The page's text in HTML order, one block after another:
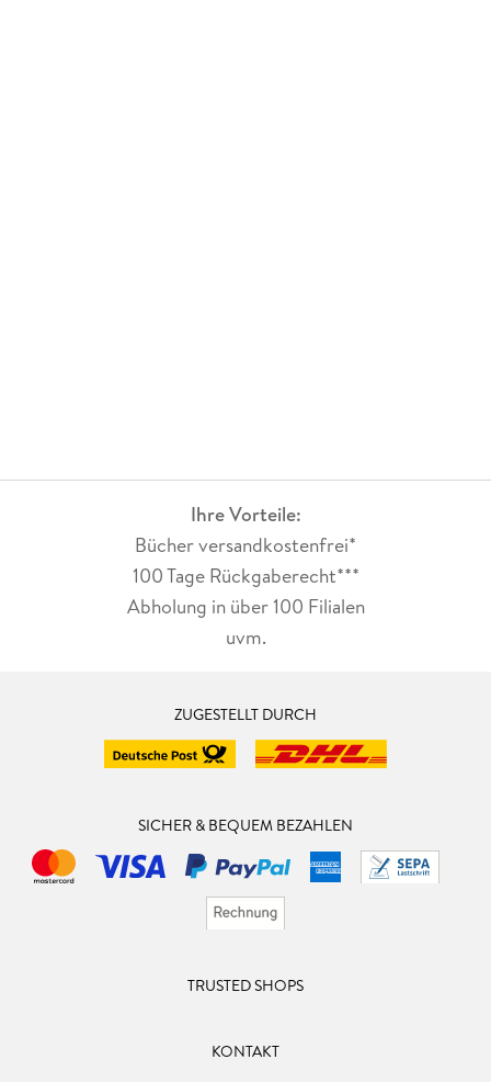
Ihre Vorteile:
Bücher versandkostenfrei*
100 Tage Rückgaberecht***
Abholung in über 100 Filialen
uvm.
ZUGESTELLT DURCH
SICHER & BEQUEM BEZAHLEN
TRUSTED SHOPS
KONTAKT